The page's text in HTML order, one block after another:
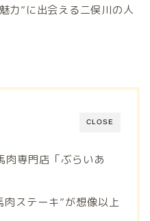
力”に出会える二俣川の人
CLOSE
肉専門店「ぶらいあ
ステーキ”が想像以上